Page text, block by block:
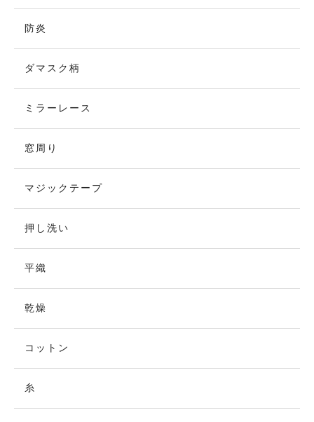
防炎
ダマスク柄
ミラーレース
窓周り
マジックテープ
押し洗い
平織
乾燥
コットン
糸